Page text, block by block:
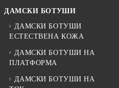
ДАМСКИ БОТУШИ
ДАМСКИ БОТУШИ
ЕСТЕСТВЕНА КОЖА
ДАМСКИ БОТУШИ НА
ПЛАТФОРМА
ДАМСКИ БОТУШИ НА